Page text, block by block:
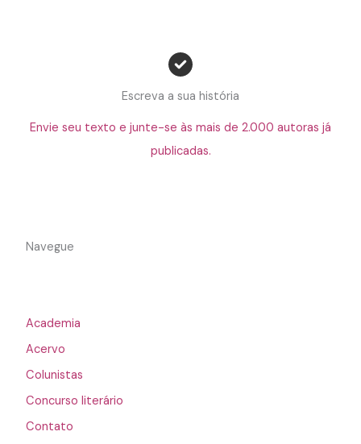
Escreva a sua história
Envie seu texto e junte-se às mais de 2.000 autoras já
publicadas.
Navegue
Academia
Acervo
Colunistas
Concurso literário
Contato